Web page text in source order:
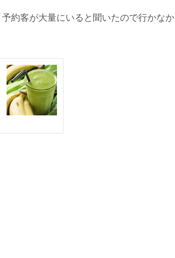
約客が大量にいると聞いたので行かなか